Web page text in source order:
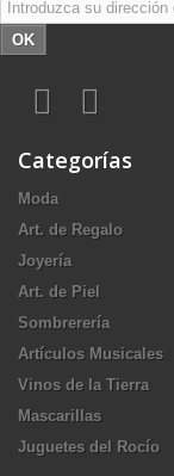
OK
Categorías
Moda
Art. de Regalo
Joyería
Art. de Piel
Sombrerería
Artículos Musicales
Vinos de la Tierra
Mascarillas
Juguetes del Rocío